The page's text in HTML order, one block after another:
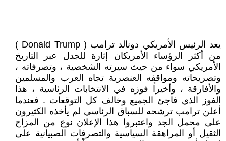
يعد الرئيس الأمريكي دونالد ترامب ( Donald Trump )
من أكثر الرؤساء الأمريكان إثارة للجدل عبر التاريخ
الأمريكي سواء من حيث سيرته الشخصية ، وتصرفاته ،
وتصريحاته ومواقفه العنصرية تجاه العرب والمسلمين
والأفارقة ، وأخيراً فوزه في الانتخابات الرئاسية ، هذا
الفوز الذي فاجئ الجميع وخالف كل التوقعات . فعندما
أعلن ترامب ترشحه للسباق الرئاسي لم يأخذه الكثيرون
على محمل الجد واعتبروا هذا الإعلان نوع من المزاح
الثقيل أو المراهقة السياسية والتصرفات الصبيانية على